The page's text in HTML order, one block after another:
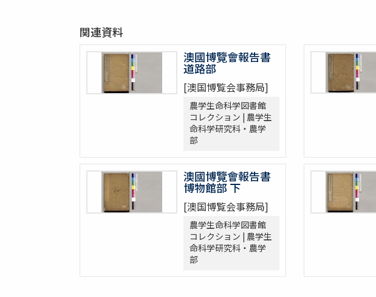
関連資料
澳國博覽會報告書
道路部
[澳国博覧会事務局]
農学生命科学図書館
コレクション | 農学生
命科学研究科・農学
部
澳國博覽會報告書
博物館部 下
[澳国博覧会事務局]
農学生命科学図書館
コレクション | 農学生
命科学研究科・農学
部